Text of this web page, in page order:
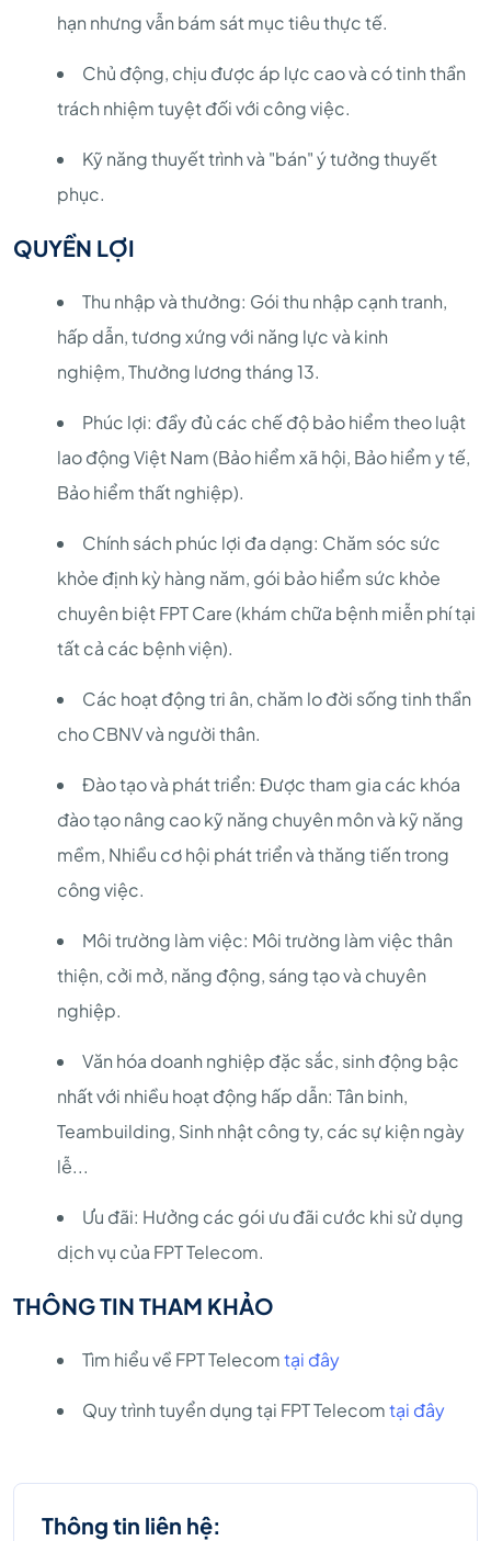
hạn nhưng vẫn bám sát mục tiêu thực tế.
Chủ động, chịu được áp lực cao và có tinh thần
trách nhiệm tuyệt đối với công việc.
Kỹ năng thuyết trình và "bán" ý tưởng thuyết
phục.
QUYỀN LỢI
Thu nhập và thưởng: Gói thu nhập cạnh tranh,
hấp dẫn, tương xứng với năng lực và kinh
nghiệm, Thưởng lương tháng 13.
Phúc lợi: đầy đủ các chế độ bảo hiểm theo luật
lao động Việt Nam (Bảo hiểm xã hội, Bảo hiểm y tế,
Bảo hiểm thất nghiệp).
Chính sách phúc lợi đa dạng: Chăm sóc sức
khỏe định kỳ hàng năm, gói bảo hiểm sức khỏe
chuyên biệt FPT Care (khám chữa bệnh miễn phí tại
tất cả các bệnh viện).
Các hoạt động tri ân, chăm lo đời sống tinh thần
cho CBNV và người thân.
Đào tạo và phát triển: Được tham gia các khóa
đào tạo nâng cao kỹ năng chuyên môn và kỹ năng
mềm, Nhiều cơ hội phát triển và thăng tiến trong
công việc.
Môi trường làm việc: Môi trường làm việc thân
thiện, cởi mở, năng động, sáng tạo và chuyên
nghiệp.
Văn hóa doanh nghiệp đặc sắc, sinh động bậc
nhất với nhiều hoạt động hấp dẫn: Tân binh,
Teambuilding, Sinh nhật công ty, các sự kiện ngày
lễ...
Ưu đãi: Hưởng các gói ưu đãi cước khi sử dụng
dịch vụ của FPT Telecom.
THÔNG TIN THAM KHẢO
Tìm hiểu về FPT Telecomtại đây
Quy trình tuyển dụng tại FPT Telecomtại đây
Thông tin liên hệ: